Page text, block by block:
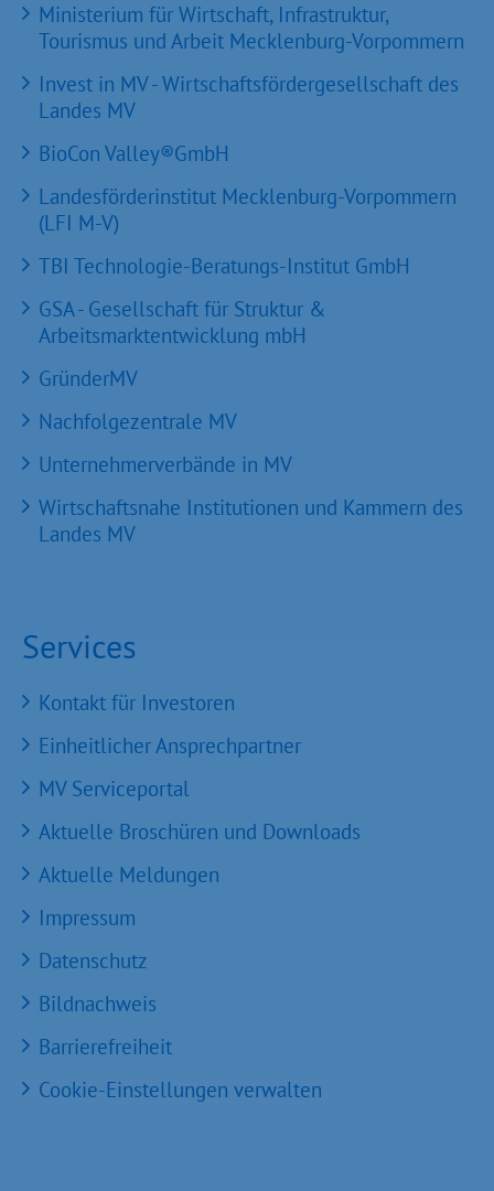
Ministerium für Wirtschaft, Infrastruktur,
Tourismus und Arbeit Mecklenburg-Vorpommern
Invest in MV - Wirtschaftsfördergesellschaft des
Landes MV
BioCon Valley®GmbH
Landesförderinstitut Mecklenburg-Vorpommern
(LFI M-V)
TBI Technologie-Beratungs-Institut GmbH
GSA - Gesellschaft für Struktur &
Arbeitsmarktentwicklung mbH
GründerMV
Nachfolgezentrale MV
Unternehmerverbände in MV
Wirtschaftsnahe Institutionen und Kammern des
Landes MV
Services
Kontakt für Investoren
Einheitlicher Ansprechpartner
MV Serviceportal
Aktuelle Broschüren und Downloads
Aktuelle Meldungen
Impressum
Datenschutz
Bildnachweis
Barrierefreiheit
Cookie-Einstellungen verwalten